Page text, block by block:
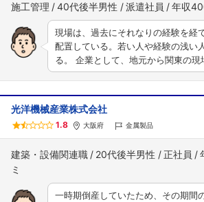
施工管理 40代後半男性 派遣社員 年収
現場は、過去にそれなりの経験を経
配置している。若い人や経験の浅い
る。 企業として、地元から関東の
光洋機械産業株式会社
1.8 大阪府 金属製品
建築・設備関連職 20代後半男性 正社員
一時期倒産していたため、その期間